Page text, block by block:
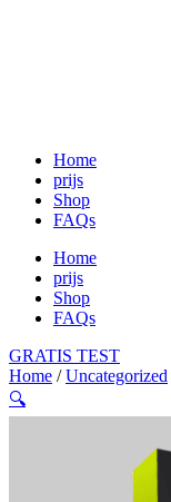
Home
prijs
Shop
FAQs
Home
prijs
Shop
FAQs
GRATIS TEST
Home /Uncategorized
🔍